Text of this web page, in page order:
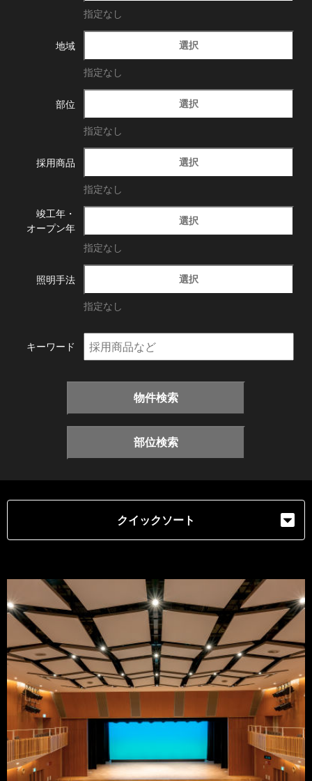
指定なし
地域 選択
指定なし
部位 選択
指定なし
採用商品 選択
指定なし
竣工年・
オープン年
選択
指定なし
照明手法 選択
指定なし
キーワード
物件検索
部位検索
クイックソート